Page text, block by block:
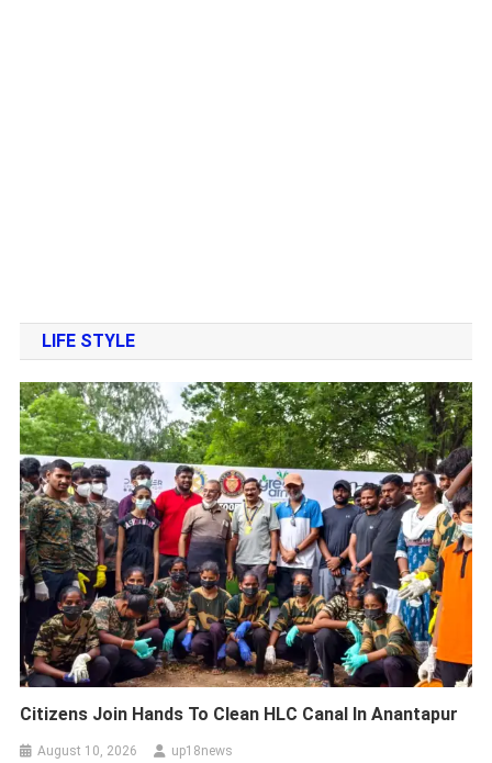
LIFE STYLE
Citizens Join Hands To Clean HLC Canal In Anantapur
August 10, 2026 up18news